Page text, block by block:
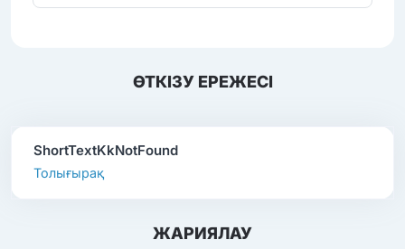
ӨТКІЗУ ЕРЕЖЕСІ
ShortTextKkNotFound
Толығырақ
ЖАРИЯЛАУ